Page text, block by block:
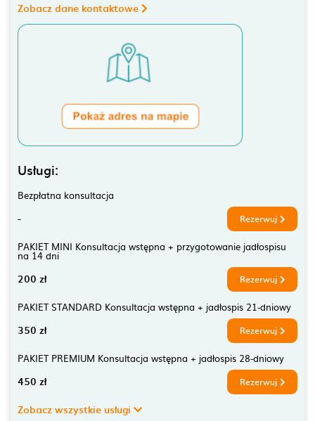
Zobacz dane kontaktowe
Usługi:
Bezpłatna konsultacja
- Rezerwuj
PAKIET MINI Konsultacja wstępna + przygotowanie jadłospisu
na 14 dni
200 zł Rezerwuj
PAKIET STANDARD Konsultacja wstępna + jadłospis 21-dniowy
350 zł Rezerwuj
PAKIET PREMIUM Konsultacja wstępna + jadłospis 28-dniowy
450 zł Rezerwuj
Zobacz wszystkie usługi